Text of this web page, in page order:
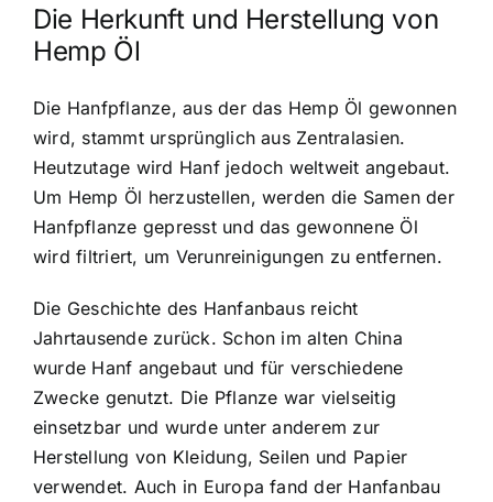
Die Herkunft und Herstellung von
Hemp Öl
Die Hanfpflanze, aus der das Hemp Öl gewonnen
wird, stammt ursprünglich aus Zentralasien.
Heutzutage wird Hanf jedoch weltweit angebaut.
Um Hemp Öl herzustellen, werden die Samen der
Hanfpflanze gepresst und das gewonnene Öl
wird filtriert, um Verunreinigungen zu entfernen.
Die Geschichte des Hanfanbaus reicht
Jahrtausende zurück. Schon im alten China
wurde Hanf angebaut und für verschiedene
Zwecke genutzt. Die Pflanze war vielseitig
einsetzbar und wurde unter anderem zur
Herstellung von Kleidung, Seilen und Papier
verwendet. Auch in Europa fand der Hanfanbau